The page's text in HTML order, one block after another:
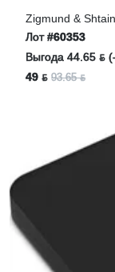
Zigmund &
Лот#60353
Выгода 44.65 ƃ
49 ƃ 93.65 ƃ